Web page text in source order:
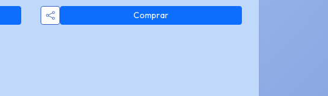
Comprar